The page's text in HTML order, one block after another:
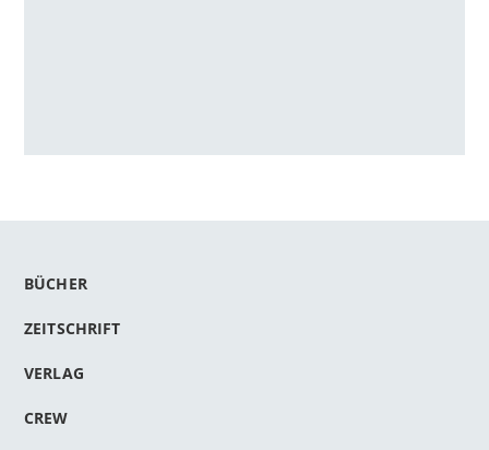
BÜCHER
ZEITSCHRIFT
VERLAG
CREW